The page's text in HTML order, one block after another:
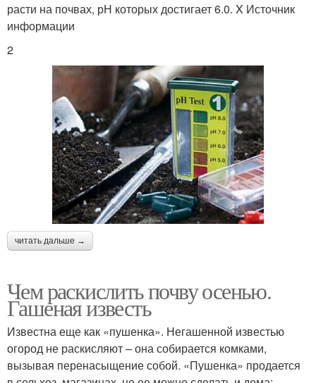
расти на почвах, рН которых достигает 6.0. X Источник
информации
2
читать дальше →
Чем раскислить почву осенью.
Гашеная известь
Известна еще как «пушенка». Негашенной известью
огород не раскисляют – она собирается комками,
вызывая перенасыщение собой. «Пушенка» продается